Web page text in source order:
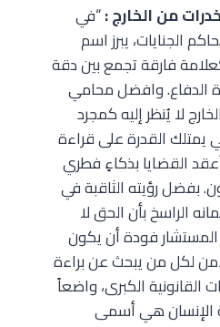
من الخارج :“في
الجنايات، يبرز اسم
فارقة تجمع بين دقة
الدفاع. وافضل محامي
لا يُنظر إليه كمجرد
يمتلك القدرة على قراءة
القضايا بذكاءٍ فطري
بفضل رؤيته الثاقبة في
الراسخ بأن الحق لا
فودة أن يكون
لكل من يبحث عن براءة
الكبرى، واضعاً
الإنسان هي أسمى